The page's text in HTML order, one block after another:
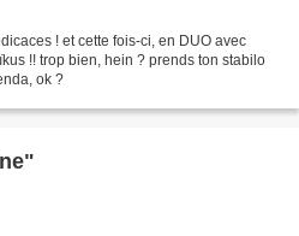
! et cette fois-ci, en DUO avec
!! trop bien, hein ? prends ton stabilo
ok ?